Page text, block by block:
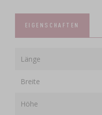
EIGENSCHAFTEN
Länge
Breite
Höhe